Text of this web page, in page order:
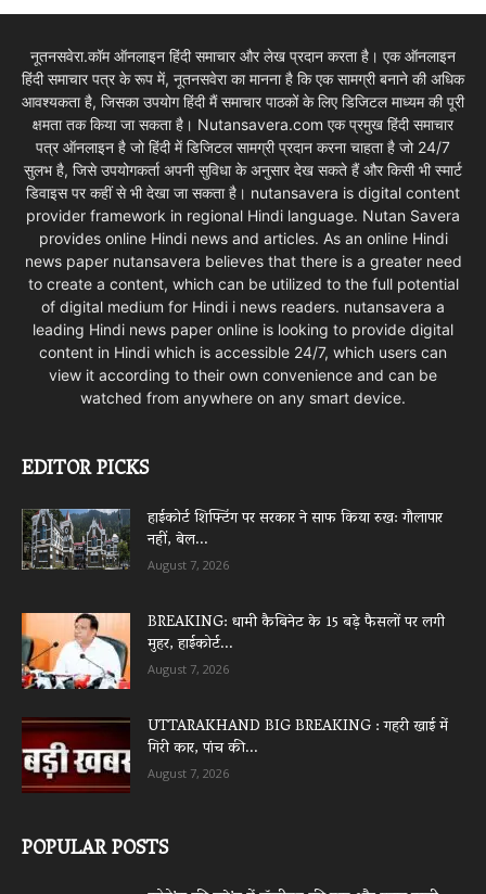
नूतनसवेरा.कॉम ऑनलाइन हिंदी समाचार और लेख प्रदान करता है। एक ऑनलाइन
हिंदी समाचार पत्र के रूप में, नूतनसवेरा का मानना है कि एक सामग्री बनाने की अधिक
आवश्यकता है, जिसका उपयोग हिंदी मैं समाचार पाठकों के लिए डिजिटल माध्यम की पूरी
क्षमता तक किया जा सकता है। Nutansavera.com एक प्रमुख हिंदी समाचार
पत्र ऑनलाइन है जो हिंदी में डिजिटल सामग्री प्रदान करना चाहता है जो 24/7
सुलभ है, जिसे उपयोगकर्ता अपनी सुविधा के अनुसार देख सकते हैं और किसी भी स्मार्ट
डिवाइस पर कहीं से भी देखा जा सकता है। nutansavera is digital content
provider framework in regional Hindi language. Nutan Savera
provides online Hindi news and articles. As an online Hindi
news paper nutansavera believes that there is a greater need
to create a content, which can be utilized to the full potential
of digital medium for Hindi i news readers. nutansavera a
leading Hindi news paper online is looking to provide digital
content in Hindi which is accessible 24/7, which users can
view it according to their own convenience and can be
watched from anywhere on any smart device.
EDITOR PICKS
हाईकोर्ट शिफ्टिंग पर सरकार ने साफ किया रुख: गौलापार
नहीं, बेल...
August 7, 2026
BREAKING: धामी कैबिनेट के 15 बड़े फैसलों पर लगी
मुहर, हाईकोर्ट...
August 7, 2026
UTTARAKHAND BIG BREAKING : गहरी खाई में
गिरी कार, पांच की...
August 7, 2026
POPULAR POSTS